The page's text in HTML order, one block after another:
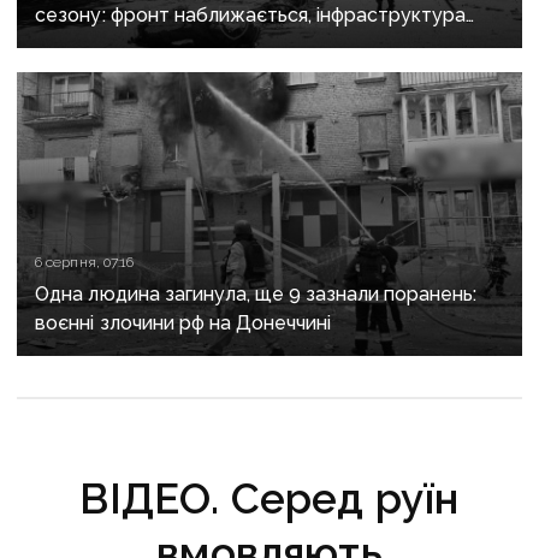
сезону: фронт наближається, інфраструктура
критично зруйнована
6 серпня, 07:16
Одна людина загинула, ще 9 зазнали поранень:
воєнні злочини рф на Донеччині
ВІДЕО. Серед руїн